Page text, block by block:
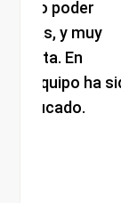
ha sido